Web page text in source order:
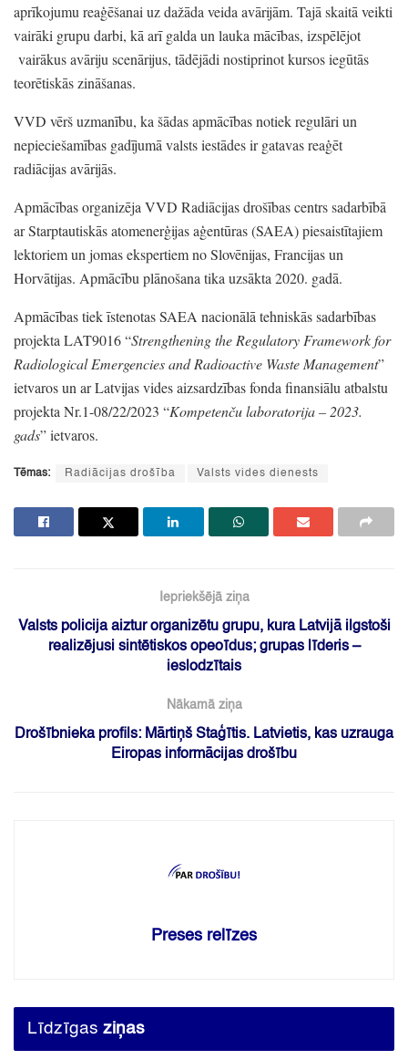
aprīkojumu reaģēšanai uz dažāda veida avārijām. Tajā skaitā veikti
vairāki grupu darbi, kā arī galda un lauka mācības, izspēlējot
vairākus avāriju scenārijus, tādējādi nostiprinot kursos iegūtās
teorētiskās zināšanas.
VVD vērš uzmanību, ka šādas apmācības notiek regulāri un
nepieciešamības gadījumā valsts iestādes ir gatavas reaģēt
radiācijas avārijās.
Apmācības organizēja VVD Radiācijas drošības centrs sadarbībā
ar Starptautiskās atomenerģijas aģentūras(SAEA)piesaistītajiem
lektoriem un jomas ekspertiem no Slovēnijas, Francijas un
Horvātijas. Apmācību plānošana tika uzsākta 2020. gadā.
Apmācības tiek īstenotas SAEA nacionālā tehniskās sadarbības
projekta LAT9016“Strengthening the Regulatory Framework for
Radiological Emergencies and Radioactive Waste Management”
ietvaros un ar Latvijas vides aizsardzības fonda finansiālu atbalstu
projekta Nr.1-08/22/2023 “Kompetenču laboratorija– 2023.
gads”ietvaros.
Tēmas: Radiācijas drošība Valsts vides dienests
Iepriekšējā ziņa
Valsts policija aiztur organizētu grupu, kura Latvijā ilgstoši
realizējusi sintētiskos opeoīdus; grupas līderis –
ieslodzītais
Nākamā ziņa
Drošībnieka profils: Mārtiņš Staģītis. Latvietis, kas uzrauga
Eiropas informācijas drošību
Preses relīzes
Līdzīgas ziņas